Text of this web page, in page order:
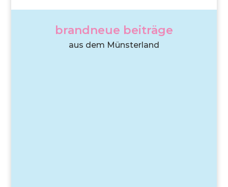
brandneue beiträge
aus dem Münsterland